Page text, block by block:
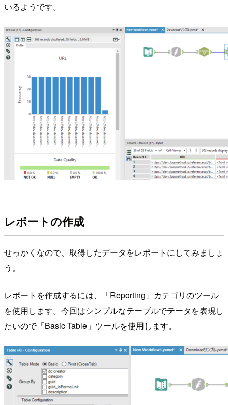
いるようです。
レポートの作成
せっかくなので、取得したデータをレポートにしてみましょ
う。
レポートを作成するには、「Reporting」カテゴリのツール
を使用します。今回はシンプルなテーブルでテータを表現し
たいので「Basic Table」ツールを使用します。